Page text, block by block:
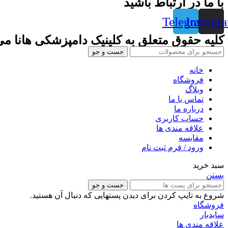
با ما در ارتباط باشید
Telegram
کلیه حقوق متعلق به کلینیک دامپزشکی هانا
جست و جو
خانه
فروشگاه
وبلاگ
تماس با ما
درباره ما
حساب کاربری
علاقه مندی ها
مقایسه
ورود / فرم ثبت نام
سبد خرید
بستن
جست و جو
شروع به تایپ کردن برای دیدن پستهایی که دنبال آن هستید.
فروشگاه
سایدبار
علاقه مندی ها